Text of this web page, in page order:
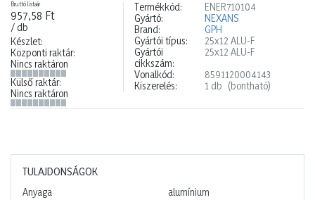
Bruttó listaár
957,58 Ft
/ db
Készlet:
Központi raktár:
Nincs raktáron
Külső raktár:
Nincs raktáron
Termékkód:
ENER710104
Gyártó:
NEXANS
Brand:
GPH
Gyártói típus:
25x12 ALU-F
Gyártói
cikkszám:
25x12 ALU-F
Vonalkód:
8591120004143
Kiszerelés:
1 db (bontható)
TULAJDONSÁGOK
Anyaga
alumínium